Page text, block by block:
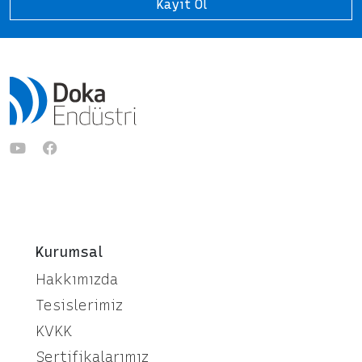
Kayıt Ol
Kurumsal
Hakkımızda
Tesislerimiz
KVKK
Sertifikalarımız